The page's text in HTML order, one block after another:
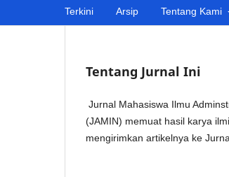
Terkini Arsip Tentang Kami
Tentang Jurnal Ini
Jurnal Mahasiswa Ilmu
(JAMIN) memuat hasil karya
mengirimkan artikelnya ke